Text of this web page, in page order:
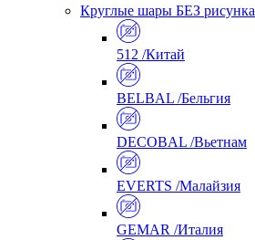
Круглые шары БЕЗ рисунка
512 /Китай
BELBAL /Бельгия
DECOBAL /Вьетнам
EVERTS /Малайзия
GEMAR /Италия